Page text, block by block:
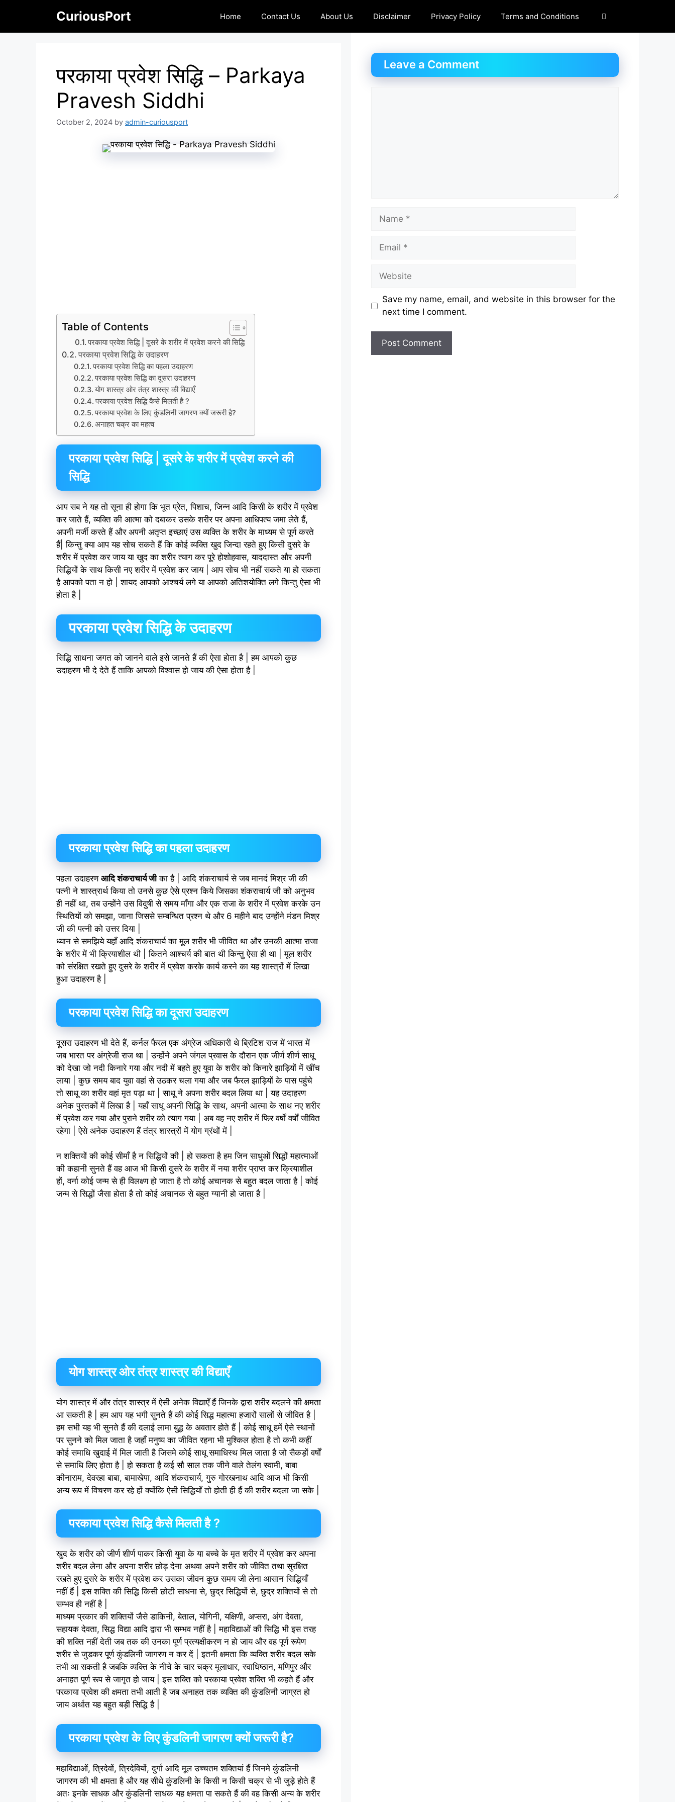
content
CuriousPort Home Contact Us About Us Disclaimer Privacy Policy Terms and Conditions
परकाया प्रवेश सिद्धि – Parkaya
Pravesh Siddhi
October 2, 2024 by admin-curiousport
Table of Contents
परकाया प्रवेश सिद्धि | दूसरे के शरीर में प्रवेश करने की सिद्धि
परकाया प्रवेश सिद्धि के उदाहरण
परकाया प्रवेश सिद्धि का पहला उदाहरण
परकाया प्रवेश सिद्धि का दूसरा उदाहरण
योग शास्त्र ओर तंत्र शास्त्र की विद्याएँ
परकाया प्रवेश सिद्धि कैसे मिलती है ?
परकाया प्रवेश के लिए कुंडलिनी जागरण क्यों जरूरी है?
अनाहत चक्र का महत्व
परकाया प्रवेश सिद्धि | दूसरे के शरीर में प्रवेश करने की
सिद्धि
आप सब ने यह तो सूना ही होगा कि भूत प्रेत, पिशाच, जिन्न आदि किसी के शरीर में प्रवेश
कर जाते हैं, व्यक्ति की आत्मा को दबाकर उसके शरीर पर अपना आधिपत्य जमा लेते हैं,
अपनी मर्जी करते हैं और अपनी अतृप्त इच्छाएं उस व्यक्ति के शरीर के माध्यम से पूर्ण करते
हैं| किन्तु क्या आप यह सोच सकते हैं कि कोई व्यक्ति खुद जिन्दा रहते हुए किसी दुसरे के
शरीर में प्रवेश कर जाय या खुद का शरीर त्याग कर पूरे होशोहवास, याददास्त और अपनी
सिद्धियों के साथ किसी नए शरीर में प्रवेश कर जाय | आप सोच भी नहीं सकते या हो सकता
है आपको पता न हो | शायद आपको आश्चर्य लगे या आपको अतिशयोक्ति लगे किन्तु ऐसा भी
होता है |
परकाया प्रवेश सिद्धि के उदाहरण
सिद्धि साधना जगत को जानने वाले इसे जानते हैं की ऐसा होता है | हम आपको कुछ
उदाहरण भी दे देते हैं ताकि आपको विश्वास हो जाय की ऐसा होता है |
परकाया प्रवेश सिद्धि का पहला उदाहरण
पहला उदाहरण आदि शंकराचार्य जीका है | आदि शंकराचार्य से जब मानदं मिश्र जी की
पत्नी ने शास्त्रार्थ किया तो उनसे कुछ ऐसे प्रश्न किये जिसका शंकराचार्य जी को अनुभव
ही नहीं था, तब उन्होंने उस विदुषी से समय माँगा और एक राजा के शरीर में प्रवेश करके उन
स्थितियों को समझा, जाना जिससे सम्बन्धित प्रश्न थे और 6 महीने बाद उन्होंने मंडन मिश्र
जी की पत्नी को उत्तर दिया |
ध्यान से समझिये यहाँ आदि शंकराचार्य का मूल शरीर भी जीवित था और उनकी आत्मा राजा
के शरीर में भी क्रियाशील थी | कितने आश्चर्य की बात थी किन्तु ऐसा ही था | मूल शरीर
को संरक्षित रखते हुए दुसरे के शरीर में प्रवेश करके कार्य करने का यह शास्त्रों में लिखा
हुआ उदाहरण है |
परकाया प्रवेश सिद्धि का दूसरा उदाहरण
दूसरा उदाहरण भी देते हैं, कर्नल फैरल एक अंग्रेज अधिकारी थे ब्रिटिश राज में भारत में
जब भारत पर अंग्रेजी राज था | उन्होंने अपने जंगल प्रवास के दौरान एक जीर्ण शीर्ण साधू
को देखा जो नदी किनारे गया और नदी में बहते हुए युवा के शरीर को किनारे झाड़ियों में खींच
लाया | कुछ समय बाद युवा वहां से उठकर चला गया और जब फैरल झाड़ियों के पास पहुंचे
तो साधू का शरीर वहां मृत पड़ा था | साधू ने अपना शरीर बदल लिया था | यह उदाहरण
अनेक पुस्तकों में लिखा है | यहाँ साधू अपनी सिद्धि के साथ, अपनी आत्मा के साथ नए शरीर
में प्रवेश कर गया और पुराने शरीर को त्याग गया | अब वह नए शरीर में फिर वर्षों वर्षों जीवित
रहेगा | ऐसे अनेक उदाहरण हैं तंत्र शास्त्रों में योग ग्रंथों में |
न शक्तियों की कोई सीमाँ है न सिद्धियों की | हो सकता है हम जिन साधुओं सिद्धों महात्माओं
की कहानी सुनते हैं वह आज भी किसी दुसरे के शरीर में नया शरीर प्राप्त कर क्रियाशील
हों, वर्ना कोई जन्म से ही विलक्ष्ण हो जाता है तो कोई अचानक से बहुत बदल जाता है | कोई
जन्म से सिद्धों जैसा होता है तो कोई अचानक से बहुत ग्यानी हो जाता है |
योग शास्त्र ओर तंत्र शास्त्र की विद्याएँ
योग शास्त्र में और तंत्र शास्त्र में ऐसी अनेक विद्याएँ हैं जिनके द्वारा शरीर बदलने की क्षमता
आ सकती है | हम आप यह भगी सुनते हैं की कोई सिद्ध महात्मा हजारों सालों से जीवित है |
हम सभी यह भी सुनते हैं की दलाई लामा बुद्ध के अवतार होते हैं | कोई साधू हमें ऐसे स्थानों
पर सुनने को मिल जाता है जहाँ मनुष्य का जीवित रहना भी मुश्किल होता है तो कभी कहीं
कोई समाधि खुदाई में मिल जाती है जिसमे कोई साधू समाधिस्थ मिल जाता है जो सैकड़ों वर्षों
से समाधि लिए होता है | हो सकता है कई सौ साल तक जीने वाले तेलंग स्वामी, बाबा
कीनाराम, देवरहा बाबा, बामाखेपा, आदि शंकराचार्य, गुरु गोरखनाथ आदि आज भी किसी
अन्य रूप में विचरण कर रहे हों क्योंकि ऐसी सिद्धियाँ तो होती ही हैं की शरीर बदला जा सके |
परकाया प्रवेश सिद्धि कैसे मिलती है ?
खुद के शरीर को जीर्ण शीर्ण पाकर किसी युवा के या बच्चे के मृत शरीर में प्रवेश कर अपना
शरीर बदल लेना और अपना शरीर छोड़ देना अथवा अपने शरीर को जीवित तथा सुरक्षित
रखते हुए दुसरे के शरीर में प्रवेश कर उसका जीवन कुछ समय जी लेना आसान सिद्धियाँ
नहीं हैं | इस शक्ति की सिद्धि किसी छोटी साधना से, छुद्र सिद्धियों से, छुद्र शक्तियों से तो
सम्भव ही नहीं है |
माध्यम प्रकार की शक्तियों जैसे डाकिनी, बेताल, योगिनी, यक्षिणी, अप्सरा, अंग देवता,
सहायक देवता, सिद्ध विद्या आदि द्वारा भी सम्भव नहीं है | महाविद्याओं की सिद्धि भी इस तरह
की शक्ति नहीं देती जब तक की उनका पूर्ण प्रत्यक्षीकरण न हो जाय और वह पूर्ण रूपेण
शरीर से जुडकर पूर्ण कुंडलिनी जागरण न कर दें | इतनी क्षमता कि व्यक्ति शरीर बदल सके
तभी आ सकती है जबकि व्यक्ति के नीचे के चार चक्र मूलाधार, स्वाधिष्ठान, मणिपुर और
अनाहत पूर्ण रूप से जागृत हो जाय | इस शक्ति को परकाया प्रवेश शक्ति भी कहते हैं और
परकाया प्रवेश की क्षमता तभी आती है जब अनाहत तक व्यक्ति की कुंडलिनी जाग्रत हो
जाय अर्थात यह बहुत बड़ी सिद्धि है |
परकाया प्रवेश के लिए कुंडलिनी जागरण क्यों जरूरी है?
महाविद्याओं, त्रिदेवों, त्रिदेवियों, दुर्गा आदि मूल उच्चतम शक्तियां हैं जिनमे कुंडलिनी
जागरण की भी क्षमता है और यह सीधे कुंडलिनी के किसी न किसी चक्र से भी जुड़े होते हैं
अतः इनके साधक और कुंडलिनी साधक यह क्षमता पा सकते हैं की वह किसी अन्य के शरीर
Leave a Comment
Name
Email
Website
Save my name, email, and website in this browser for the
next time I comment.